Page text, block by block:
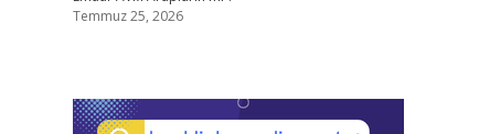
Temmuz 25, 2026